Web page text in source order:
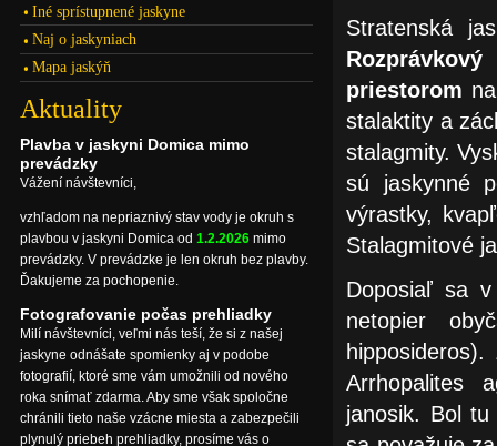
Stratenská
Rozprávkový
priestorom
stalaktity a
stalagmity.
sú jaskynné
výrastky,
Stalagmitové
Doposiaľ sa
netopier
Arrhopalites
janosik. Bol
Iné sprístupnené jaskyne
Naj o jaskyniach
Mapa jaskýň
Aktuality
Plavba v jaskyni Domica mimo
prevádzky
Vážení návštevníci,
vzhľadom na nepriaznivý stav vody je okruh s
plavbou v jaskyni Domica od 1.2.2026 mimo
prevádzky. V prevádzke je len okruh bez plavby.
Ďakujeme za pochopenie.
Fotografovanie počas prehliadky
Milí návštevníci, veľmi nás teší, že si z našej
jaskyne odnášate spomienky aj v podobe
fotografií, ktoré sme vám umožnili od nového
roka snímať zdarma. Aby sme však spoločne
chránili tieto naše vzácne miesta a zabezpečili
plynulý priebeh prehliadky, prosíme vás o